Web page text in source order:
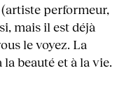
performeur,
mais il est déjà
le voyez. La
beauté et à la vie.